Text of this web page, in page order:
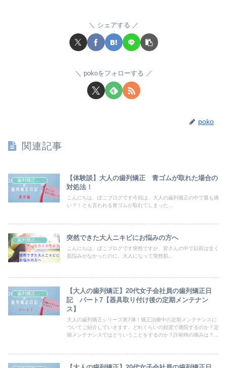
シェアする
pokoをフォローする
poko
関連記事
【体験談】大人の歯列矯正 青ゴムが取れた場合の
対処法！
こんにちは、ぽこブログです今回は、大人の歯列矯正の中で最も痛
い？！とも言われる青ゴムが取れてしまった...
突然できた大人ニキビにお悩みの方へ
こんにちは、ぽこブログです突然ですが、皆さんの中で以前は全く
肌悩みがなかったのに、大人になって突然肌...
【大人の歯列矯正】20代女子会社員の歯列矯正日
記 パート7【器具取り付け後の定期メンテナン
ス】
大人の歯列矯正シリーズ第7弾！矯正治療中の定期メンテナンスに
ついてご紹介していきます。どれくらいの頻度で通院するのか？定
期メンテナンスではどういうことをするのか？詐術時の痛みは？な